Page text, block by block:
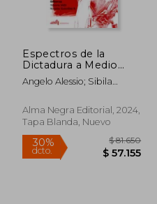
Espectros de la
Dictadura a Medio
Siglo del Golpe
Angelo Alessio; Sibila
Camila Stipo; Jorge Díaz;
Jocelyn Maldonado; Diego
Pérez Pezoa; Zeto
Bórquez; Pablo Jiménez
Alma Negra Editorial, 2024,
Tapa Blanda, Nuevo